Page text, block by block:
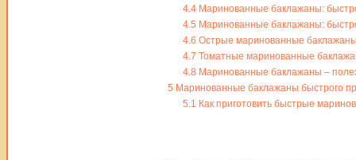
4.4Маринованные баклажаны:
4.5 Маринованные баклажаны:
4.6 Острые маринованные
4.7 Томатные маринованные
4.8 Маринованные баклажаны –
5 Маринованные баклажаны быстрого
5.1 Как приготовить быстрые